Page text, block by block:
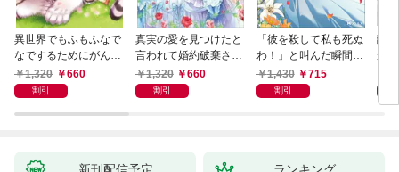
異世界でもふもふなで
なでするためにがんば
ってます。 ： 1
1,320 660
割引
真実の愛を見つけたと
言われて婚約破棄され
たので、復縁を迫られ
ても今さらもう遅いで
1,320 660
割引
「彼を殺して私も死ぬ
わ！」と叫んだ瞬間、
前世を思い出しました
～あれ、こんな人どう
1,430 715
割引
離
が
家
新刊配信予定 ランキング